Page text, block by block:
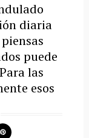
diaria
puede
las
esos